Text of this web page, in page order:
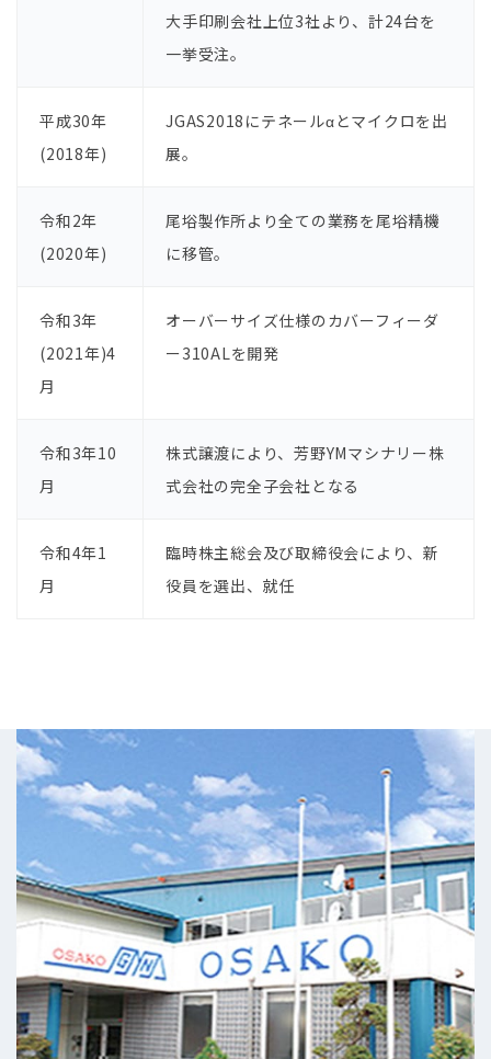
⼤⼿印刷会社上位3社より、計24台を
⼀挙受注。
平成30年
(2018年)
JGAS2018にテネールαとマイクロを出
展。
令和2年
(2020年)
尾﨏製作所より全ての業務を尾﨏精機
に移管。
令和3年
(2021年)4
月
オーバーサイズ仕様のカバーフィーダ
ー310ALを開発
令和3年10
月
株式譲渡により、芳野YMマシナリー株
式会社の完全子会社となる
令和4年1
月
臨時株主総会及び取締役会により、新
役員を選出、就任